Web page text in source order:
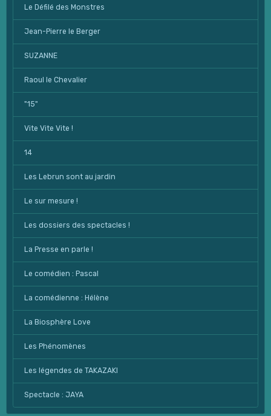
Le Défilé des Monstres
Jean-Pierre le Berger
SUZANNE
Raoul le Chevalier
"15"
Vite Vite Vite !
14
Les Lebrun sont au jardin
Le sur mesure !
Les dossiers des spectacles !
La Presse en parle !
Le comédien : Pascal
La comédienne : Hélène
La Biosphère Love
Les Phénomènes
Les légendes de TAKAZAKI
Spectacle : JAYA